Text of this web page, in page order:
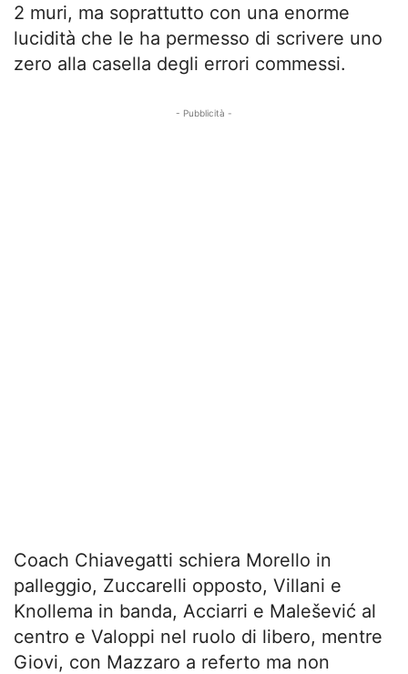
2 muri, ma soprattutto con una enorme
lucidità che le ha permesso di scrivere uno
zero alla casella degli errori commessi.
- Pubblicità -
Coach Chiavegatti schiera Morello in
palleggio, Zuccarelli opposto, Villani e
Knollema in banda, Acciarri e Malešević al
centro e Valoppi nel ruolo di libero, mentre
Giovi, con Mazzaro a referto ma non